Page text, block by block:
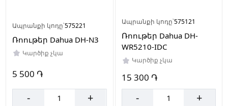
Ապրանքի կոդը՝575221
Ռոութեր Dahua DH-N3
Կարծիք չկա
5 500 ֏
- +
Ապրանքի կոդը՝575121
Ռոութեր Dahua DH-
WR5210-IDC
Կարծիք չկա
15 300 ֏
- +